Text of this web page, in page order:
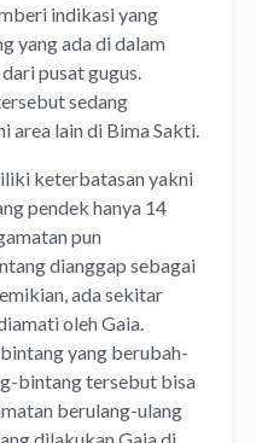
indikasi yang
yang ada di dalam
pusat gugus.
sedang
area lain di Bima Sakti.
keterbatasan yakni
pendek hanya 14
pun
dianggap sebagai
ada sekitar
oleh Gaia.
yang berubah-
bintang tersebut bisa
berulang-ulang